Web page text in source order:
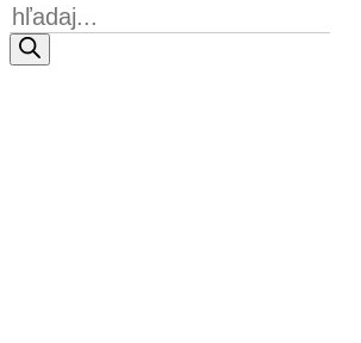
Products
search